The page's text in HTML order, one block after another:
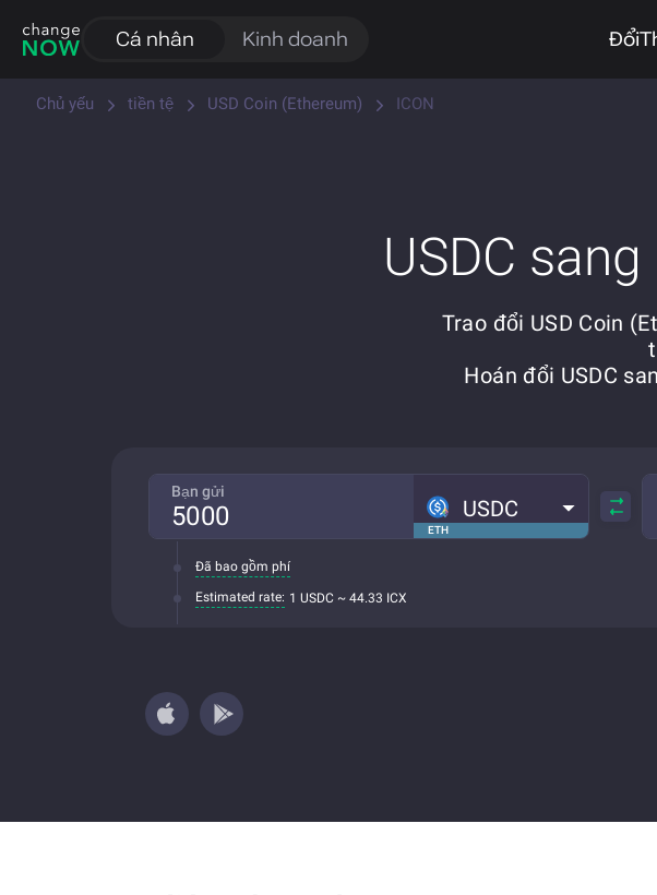
Cá nhân Kinh doanh Đổi
Chủ yếu tiền tệ USD Coin (Ethereum) ICON
USDC
Trao đổi USD Coin
Hoán đổi USDC
Bạn gửi
ETH
USDC
Đã bao gồm phí
Estimated rate: 1 USDC ~ 44.33 ICX